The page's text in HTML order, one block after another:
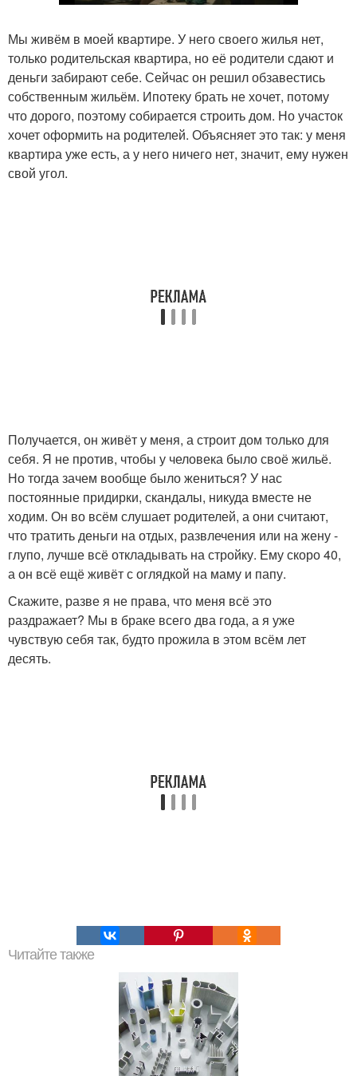
Мы живём в моей квартире. У него своего жилья нет,
только родительская квартира, но её родители сдают и
деньги забирают себе. Сейчас он решил обзавестись
собственным жильём. Ипотеку брать не хочет, потому
что дорого, поэтому собирается строить дом. Но участок
хочет оформить на родителей. Объясняет это так: у меня
квартира уже есть, а у него ничего нет, значит, ему нужен
свой угол.
Получается, он живёт у меня, а строит дом только для
себя. Я не против, чтобы у человека было своё жильё.
Но тогда зачем вообще было жениться? У нас
постоянные придирки, скандалы, никуда вместе не
ходим. Он во всём слушает родителей, а они считают,
что тратить деньги на отдых, развлечения или на жену -
глупо, лучше всё откладывать на стройку. Ему скоро 40,
а он всё ещё живёт с оглядкой на маму и папу.
Скажите, разве я не права, что меня всё это
раздражает? Мы в браке всего два года, а я уже
чувствую себя так, будто прожила в этом всём лет
десять.
Читайте также